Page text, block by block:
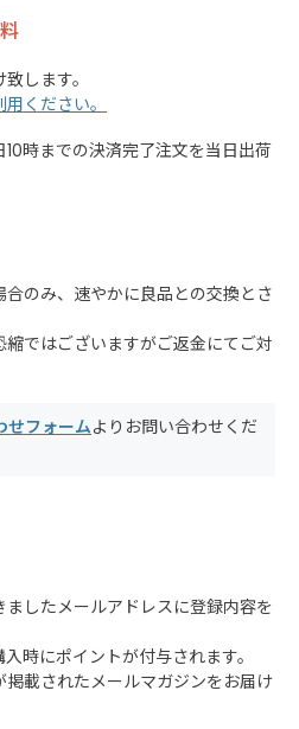
します。
ください。
時までの決済完了注文を当日出荷
のみ、速やかに良品との交換とさ
ではございますがご返金にてご対
せフォームよりお問い合わせくだ
したメールアドレスに登録内容を
時にポイントが付与されます。
載されたメールマガジンをお届け